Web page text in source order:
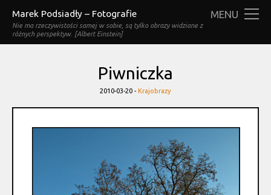
Marek Podsiadły – Fotografie
Nie ma rzeczywistości samej w sobie, są tylko obrazy widziane z
różnych perspektyw. [Albert Einstein]
MENU
Piwniczka
2010-03-20 - Categories
Krajobrazy